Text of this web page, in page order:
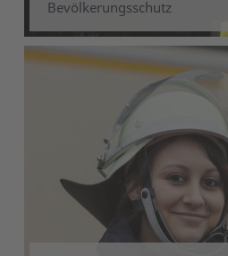
Bevölkerungsschutz